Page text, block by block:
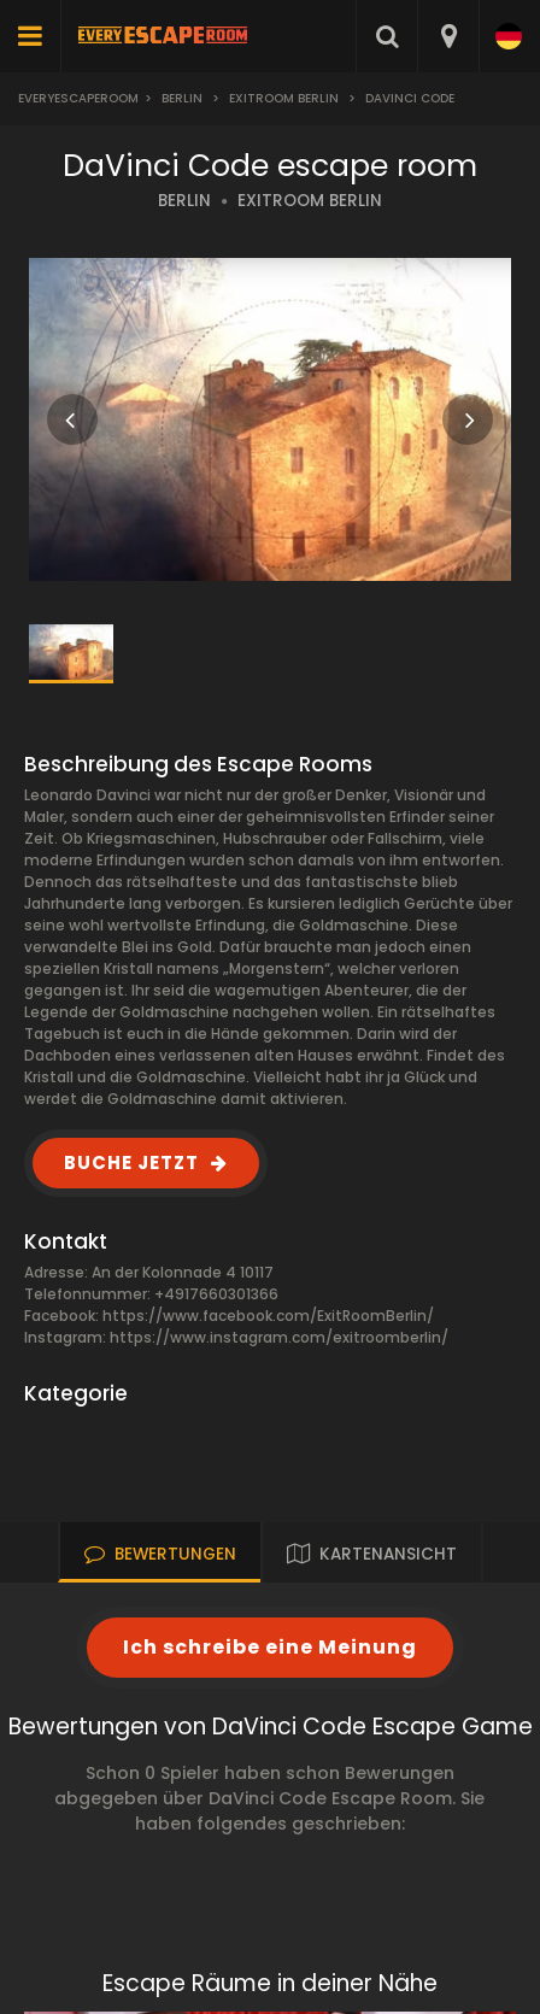
EVERYESCAPEROOM > BERLIN > EXITROOM BERLIN > DAVINCI CODE
DaVinci Code escape room
BERLIN EXITROOM BERLIN
Beschreibung des Escape Rooms
Leonardo Davinci war nicht nur der großer Denker, Visionär und
Maler, sondern auch einer der geheimnisvollsten Erfinder seiner
Zeit. Ob Kriegsmaschinen, Hubschrauber oder Fallschirm, viele
moderne Erfindungen wurden schon damals von ihm entworfen.
Dennoch das rätselhafteste und das fantastischste blieb
Jahrhunderte lang verborgen. Es kursieren lediglich Gerüchte über
seine wohl wertvollste Erfindung, die Goldmaschine. Diese
verwandelte Blei ins Gold. Dafür brauchte man jedoch einen
speziellen Kristall namens „Morgenstern“, welcher verloren
gegangen ist. Ihr seid die wagemutigen Abenteurer, die der
Legende der Goldmaschine nachgehen wollen. Ein rätselhaftes
Tagebuch ist euch in die Hände gekommen. Darin wird der
Dachboden eines verlassenen alten Hauses erwähnt. Findet des
Kristall und die Goldmaschine. Vielleicht habt ihr ja Glück und
werdet die Goldmaschine damit aktivieren.
BUCHE JETZT
Kontakt
Adresse: An der Kolonnade 4 10117
Telefonnummer: +4917660301366
Facebook: https://www.facebook.com/ExitRoomBerlin/
Instagram: https://www.instagram.com/exitroomberlin/
Kategorie
BEWERTUNGEN KARTENANSICHT
Ich schreibe eine Meinung
Bewertungen von DaVinci Code Escape Game
Schon 0 Spieler haben schon Bewerungen
abgegeben über DaVinci Code Escape Room. Sie
haben folgendes geschrieben:
Escape Räume in deiner Nähe